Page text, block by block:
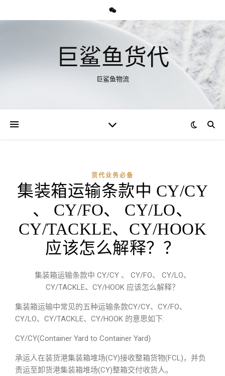
巨鲨鱼货代
巨鲨鱼物流
货代业务必备
集装箱运输条款中 CY/CY
、 CY/FO、 CY/LO、
CY/TACKLE、CY/HOOK
应该怎么解释？？
集装箱运输条款中 CY/CY 、 CY/FO、 CY/LO、
CY/TACKLE、CY/HOOK 应该怎么解释？
集装箱运输中常见的五种运输条款CY/CY、CY/FO、
CY/LO、CY/TACKLE、CY/HOOK 的意思如下:
CY/CY(Container Yard to Container Yard)
承运人在装货港集装箱堆场(CY)接收整箱货物(FCL)，并负
责运至卸货港集装箱堆场(CY)整箱交付收货人。